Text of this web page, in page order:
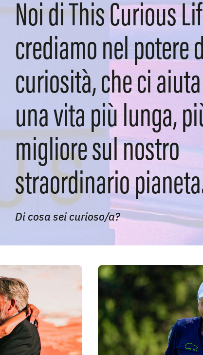
Noi di This Curious
crediamo nel potere
curiosità, che ci
una vita più lunga,
migliore sul nostro
straordinario
Di cosa sei curioso/a?